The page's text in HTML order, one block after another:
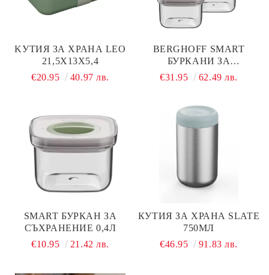
KУТИЯ ЗА ХРАНА LEO
21,5X13X5,4
€20.95
40.97 лв.
BERGHOFF SMART
БУРКАНИ ЗА
СЪХРАНЕНИЕ 2КА
€31.95 62.49 лв.
SMART БУРКАН ЗА
СЪХРАНЕНИЕ 0,4Л
€10.95
21.42 лв.
КУТИЯ ЗА ХРАНА SLATE
750МЛ
€46.95
91.83 лв.